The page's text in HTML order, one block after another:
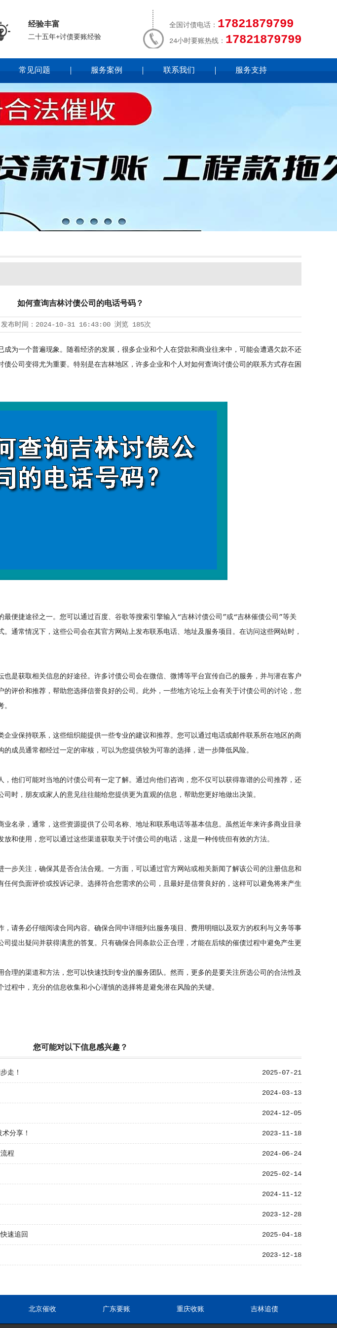
经验丰富
二十五年+讨债要账经验
全国讨债电话： 17821879799
24小时要账热线： 17821879799
常见问题 服务案例 联系我们 服务支持
如何查询吉林讨债公司的电话号码？
发布时间： 2024-10-31 16:43:00 浏览 185次
为一个普遍现象。随着经济的发展，很多企业和个人在贷款和商业往来中，可能会遭遇欠款不还
债公司 变得尤为重要。特别是在吉林地区，许多企业和个人对如何查询讨债公司的联系方式存在困
便捷途径之一。您可以通过百度、谷歌等搜索引擎输入“吉林讨债公司”或“吉林催债公司”等关
通常情况下，这些公司会在其官方网站上发布联系电话、地址及服务项目。在访问这些网站时，
获取相关信息的好途径。许多讨债公司会在微信、微博等平台宣传自己的服务，并与潜在客户
评价和推荐，帮助您选择信誉良好的公司。此外，一些地方论坛上会有关于讨债公司的讨论，您
业保持联系，这些组织能提供一些专业的建议和推荐。您可以通过电话或邮件联系所在地区的商
成员通常都经过一定的审核，可以为您提供较为可靠的选择，进一步降低风险。
他们可能对当地的讨债公司有一定了解。通过向他们咨询，您不仅可以获得靠谱的公司推荐，还
时，朋友或家人的意见往往能给您提供更为直观的信息，帮助您更好地做出决策。
名录，通常，这些资源提供了公司名称、地址和联系电话等基本信息。虽然近年来许多商业目录
和使用，您可以通过这些渠道获取关于讨债公司的电话，这是一种传统但有效的方法。
关注，确保其是否合法合规。一方面，可以通过官方网站或相关新闻了解该公司的注册信息和
何负面评价或投诉记录。选择符合您需求的公司，且最好是信誉良好的，这样可以避免将来产生
请务必仔细阅读合同内容。确保合同中详细列出服务项目、费用明细以及双方的权利与义务等事
提出疑问并获得满意的答复。只有确保合同条款公正合理，才能在后续的催债过程中避免产生更
的渠道和方法，您可以快速找到专业的服务团队。然而，更多的是要关注所选公司的合法性及
程中，充分的信息收集和小心谨慎的选择将是避免潜在风险的关键。
您可能对以下信息感兴趣？
2025-07-21
走！
2024-03-13
2024-12-05
2023-11-18
分享！
2024-06-24
程
2025-02-14
2024-11-12
2023-12-28
2025-04-18
速追回
2023-12-18
北京催收 广东要账 重庆收账 吉林追债